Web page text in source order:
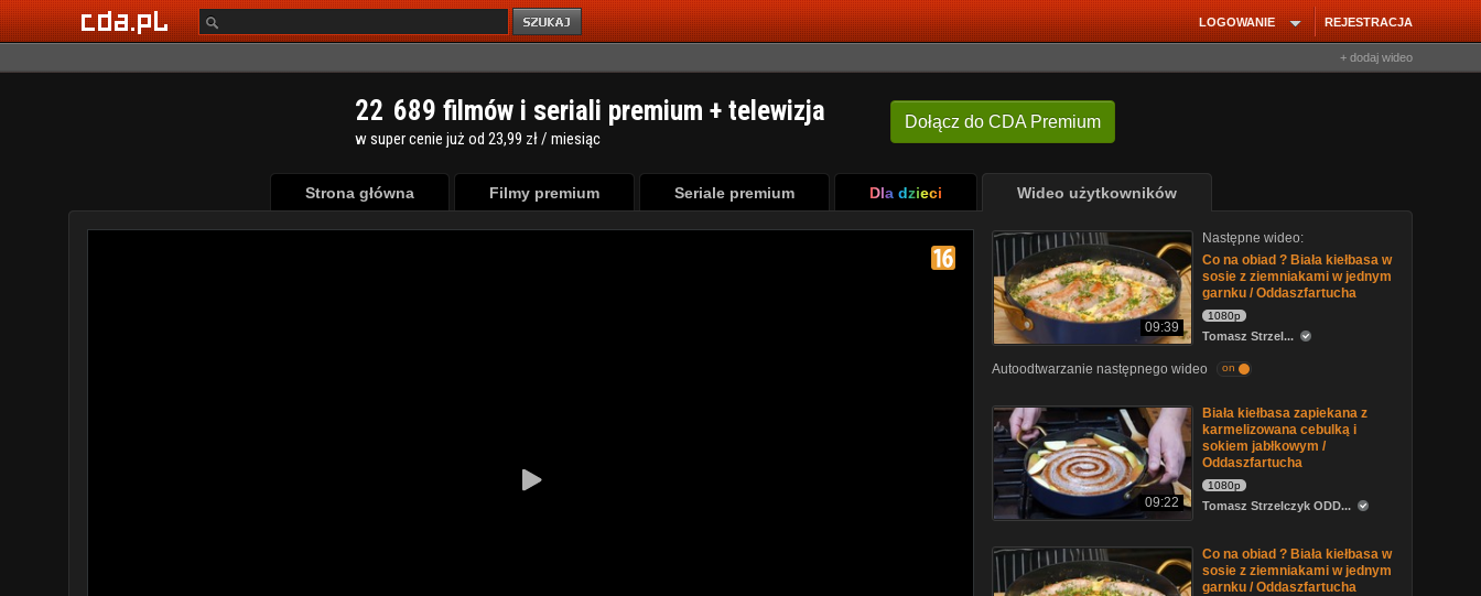
REJESTRACJA
LOGOWANIE
+ dodaj wideo
Dołącz do CDA Premium
22 689 filmów i seriali premium + telewizja
w super cenie już od 23,99 zł / miesiąc
Strona główna Filmy premium Seriale premium Dla dzieci Wideo użytkowników
09:39
Następne wideo:
Co na obiad ? Biała kiełbasa w
sosie z ziemniakami w jednym
garnku / Oddaszfartucha
1080p
Tomasz Strzel...
Autoodtwarzanie następnego wideo on
09:22
Biała kiełbasa zapiekana z
karmelizowana cebulką i
sokiem jabłkowym /
Oddaszfartucha
1080p
Tomasz Strzelczyk ODD...
Co na obiad ? Biała kiełbasa w
sosie z ziemniakami w jednym
garnku / Oddaszfartucha